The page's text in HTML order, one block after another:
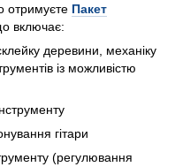
отримуєте Пакет
включає:
деревини, механіку
із можливістю
гітари
(регулювання